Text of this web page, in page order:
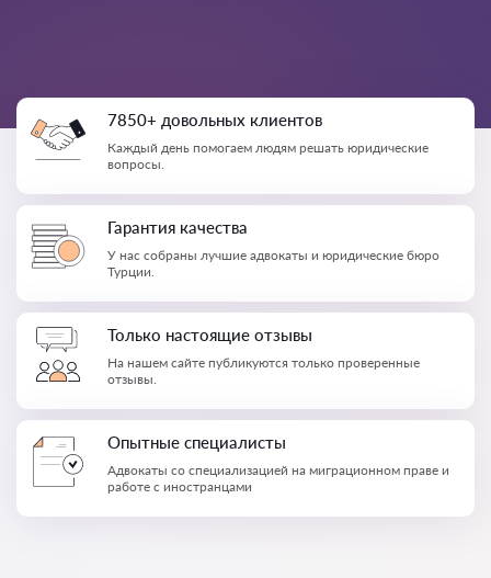
7850+ довольных клиентов
Каждый день помогаем людям решать юридические
вопросы.
Гарантия качества
У нас собраны лучшие адвокаты и юридические бюро
Турции.
Только настоящие отзывы
На нашем сайте публикуются только проверенные
отзывы.
Опытные специалисты
Адвокаты со специализацией на миграционном праве и
работе с иностранцами